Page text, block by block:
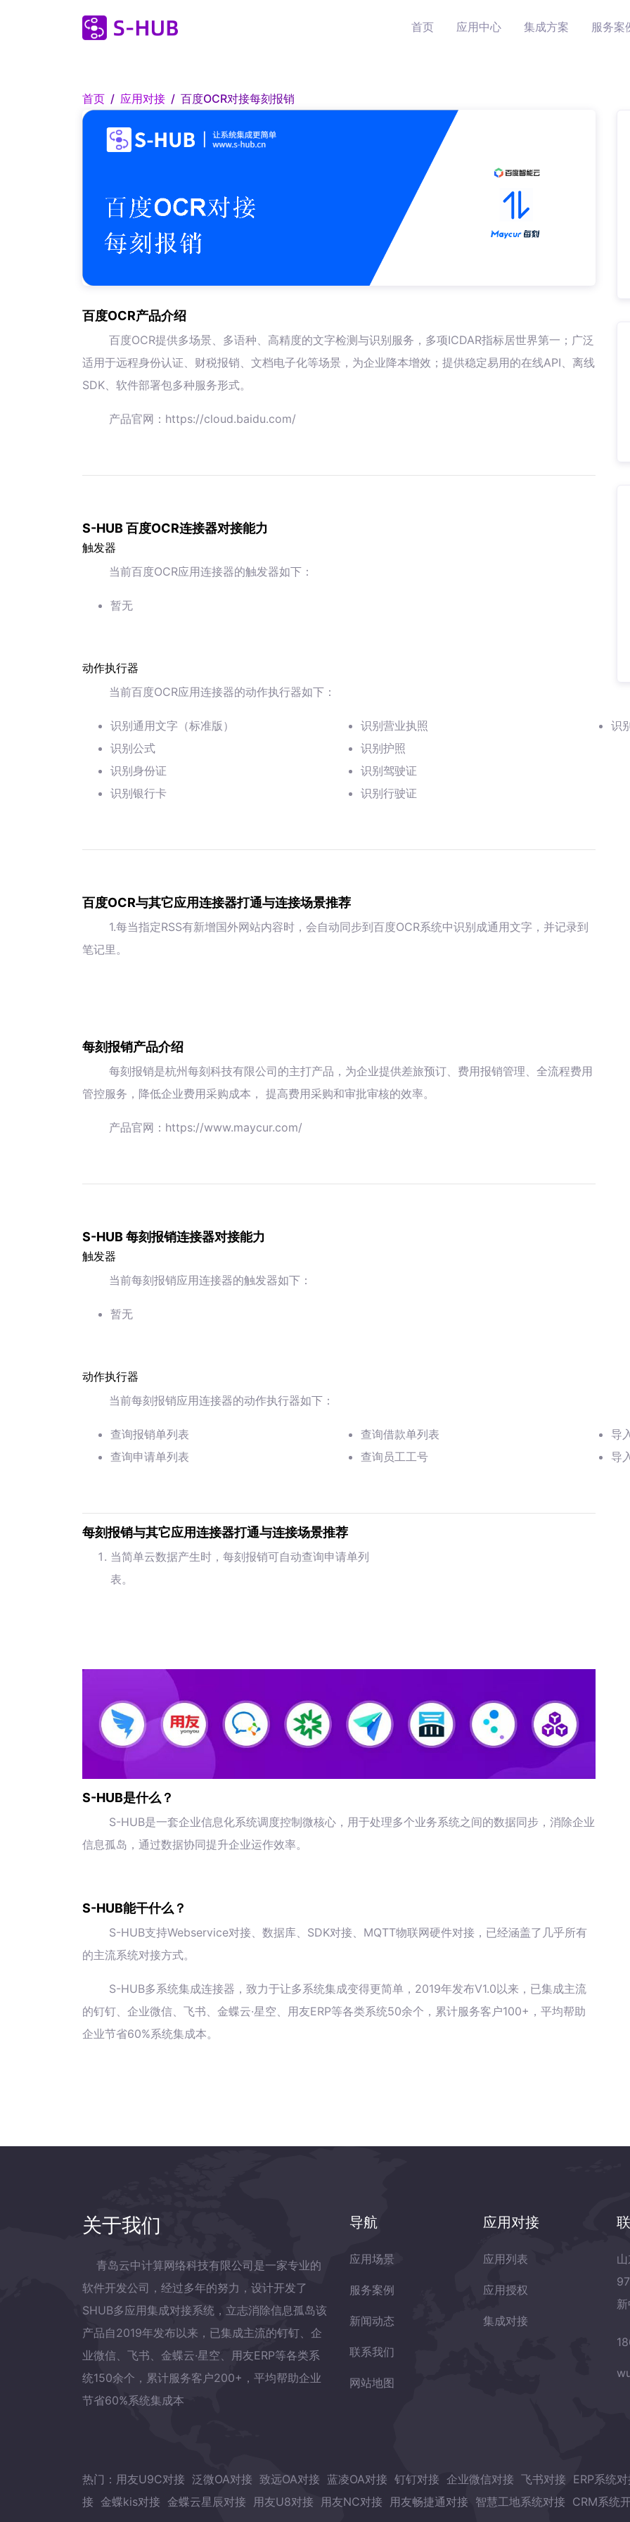
首页 应用中心 集成方案 服务案
首页 应用对接 百度OCR对接每刻报销
百度OCR产品介绍
百度OCR提供多场景、多语种、高精度的文字检测与识别服务，多项ICDAR指标居世界第一；广泛
适用于远程身份认证、财税报销、文档电子化等场景，为企业降本增效；提供稳定易用的在线API、离线
SDK、软件部署包多种服务形式。
产品官网：https://cloud.baidu.com/
S-HUB 百度OCR连接器对接能力
触发器
当前百度OCR应用连接器的触发器如下：
暂无
动作执行器
当前百度OCR应用连接器的动作执行器如下：
识别通用文字（标准版）
识别公式
识别身份证
识别银行卡
识别营业执照
识别护照
识别驾驶证
识别行驶证
识
百度OCR与其它应用连接器打通与连接场景推荐
1.每当指定RSS有新增国外网站内容时，会自动同步到百度OCR系统中识别成通用文字，并记录到
笔记里。
每刻报销产品介绍
每刻报销是杭州每刻科技有限公司的主打产品，为企业提供差旅预订、费用报销管理、全流程费用
管控服务，降低企业费用采购成本， 提高费用采购和审批审核的效率。
产品官网：https://www.maycur.com/
S-HUB 每刻报销连接器对接能力
触发器
当前每刻报销应用连接器的触发器如下：
暂无
动作执行器
当前每刻报销应用连接器的动作执行器如下：
查询报销单列表
查询申请单列表
查询借款单列表
查询员工工号
导
导
每刻报销与其它应用连接器打通与连接场景推荐
当简单云数据产生时，每刻报销可自动查询申请单列
表。
S-HUB是什么？
S-HUB是一套企业信息化系统调度控制微核心，用于处理多个业务系统之间的数据同步，消除企业
信息孤岛，通过数据协同提升企业运作效率。
S-HUB能干什么？
S-HUB支持Webservice对接、数据库、SDK对接、MQTT物联网硬件对接，已经涵盖了几乎所有
的主流系统对接方式。
S-HUB多系统集成连接器，致力于让多系统集成变得更简单，2019年发布V1.0以来，已集成主流
的钉钉、企业微信、飞书、金蝶云·星空、用友ERP等各类系统50余个，累计服务客户100+，平均帮助
企业节省60%系统集成本。
关于我们
青岛云中计算网络科技有限公司是一家专业的
软件开发公司，经过多年的努力，设计开发了
SHUB多应用集成对接系统，立志消除信息孤岛该
产品自2019年发布以来，已集成主流的钉钉、企
业微信、飞书、金蝶云·星空、用友ERP等各类系
统150余个，累计服务客户200+，平均帮助企业
节省60%系统集成本
导航
应用场景
服务案例
新闻动态
联系我们
网站地图
应用对接
应用列表
应用授权
集成对接
热门： 用友U9C对接 泛微OA对接 致远OA对接 蓝凌OA对接 钉钉对接 企业微信对接 飞书对接 ERP系统
接 金蝶kis对接 金蝶云星辰对接 用友U8对接 用友NC对接 用友畅捷通对接 智慧工地系统对接 CRM系统